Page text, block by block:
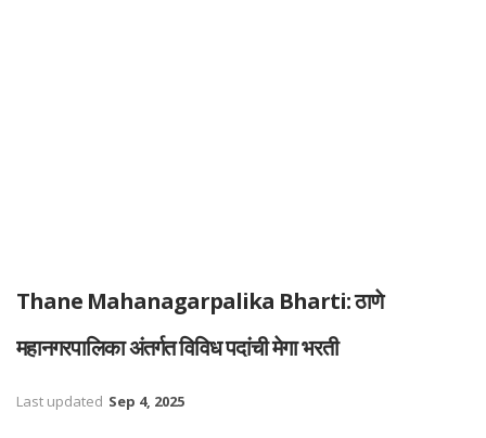
Thane Mahanagarpalika Bharti: ठाणे
महानगरपालिका अंतर्गत विविध पदांची मेगा भरती
Last updated Sep 4, 2025